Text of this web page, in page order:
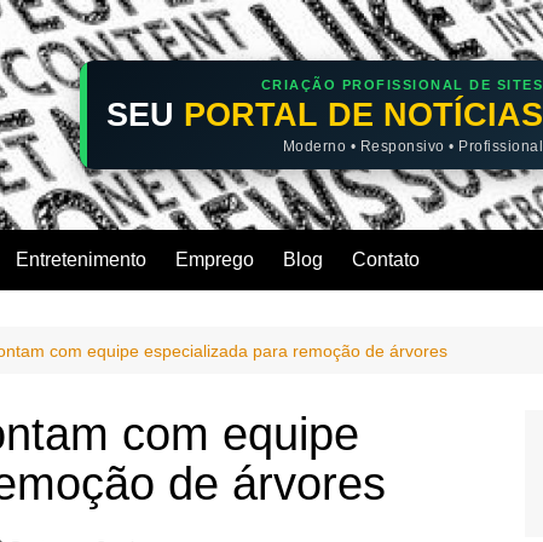
CRIAÇÃO PROFISSIONAL DE SITES
SEU PORTAL DE NOTÍCIAS
Moderno • Responsivo • Profissional
Entretenimento Emprego Blog Contato
com equipe especializada para remoção de árvores
com equipe
de árvores